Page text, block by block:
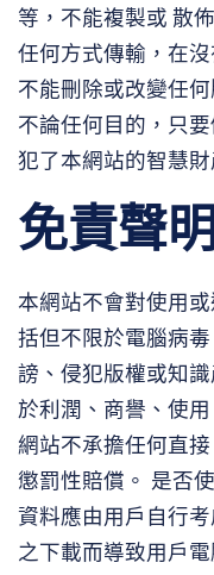
等，不能複製或 散
任何方式傳輸，在
不能刪除或改變任
不論任何目的，只
犯了本網站的智慧財
免責聲明
本網站不會對使用
括但不限於電腦病
謗、侵犯版權或知
於利潤、商譽、使
網站不承擔任何直
懲罰性賠償。 是否
資料應由用戶自行
之下載而導致用戶